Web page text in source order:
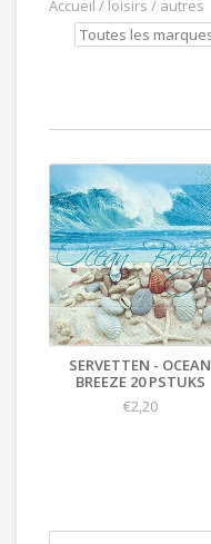
Accueil / loisirs / autres
SERVETTEN - OCEAN
BREEZE 20 PSTUKS
€2,20